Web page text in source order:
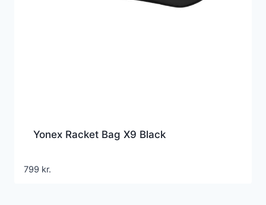
Yonex Racket Bag X9 Black
799 kr.